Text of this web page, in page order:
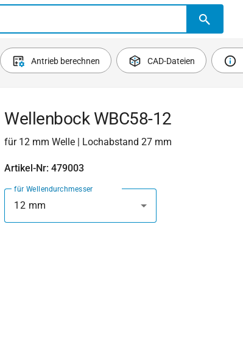
Antrieb berechnen CAD-Dateien
Wellenbock WBC58-12
für 12 mm Welle | Lochabstand 27 mm
Artikel-Nr: 479003
für Wellendurchmesser
12 mm